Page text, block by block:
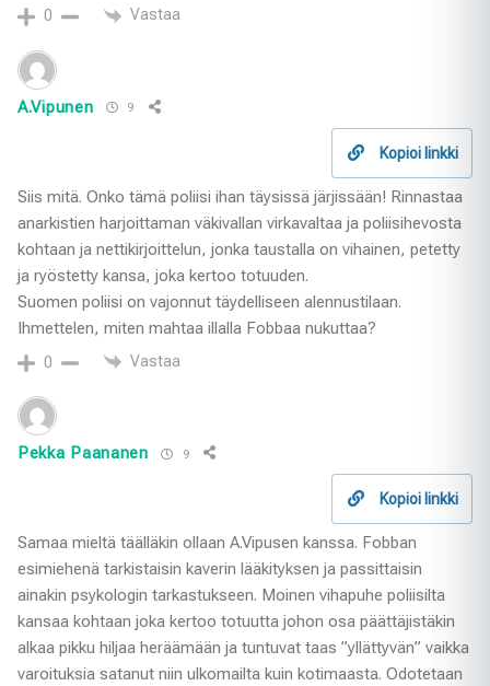
0 Vastaa
A.Vipunen 9
Kopioi linkki
Siis mitä. Onko tämä poliisi ihan täysissä järjissään! Rinnastaa
anarkistien harjoittaman väkivallan virkavaltaa ja poliisihevosta
kohtaan ja nettikirjoittelun, jonka taustalla on vihainen, petetty
ja ryöstetty kansa, joka kertoo totuuden.
Suomen poliisi on vajonnut täydelliseen alennustilaan.
Ihmettelen, miten mahtaa illalla Fobbaa nukuttaa?
0 Vastaa
Pekka Paananen 9
Kopioi linkki
Samaa mieltä täälläkin ollaan A.Vipusen kanssa. Fobban
esimiehenä tarkistaisin kaverin lääkityksen ja passittaisin
ainakin psykologin tarkastukseen. Moinen vihapuhe poliisilta
kansaa kohtaan joka kertoo totuutta johon osa päättäjistäkin
alkaa pikku hiljaa heräämään ja tuntuvat taas ”yllättyvän” vaikka
varoituksia satanut niin ulkomailta kuin kotimaasta. Odotetaan